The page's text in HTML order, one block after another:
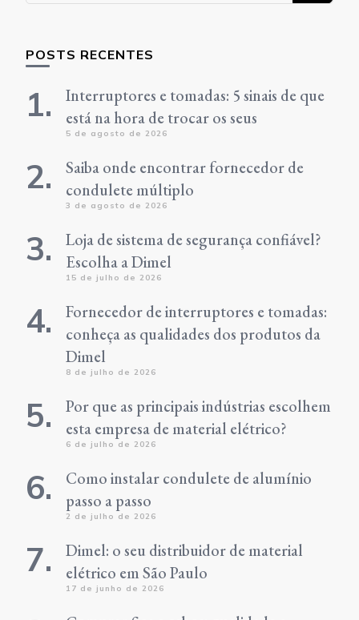
POSTS RECENTES
Interruptores e tomadas: 5 sinais de que
está na hora de trocar os seus
5 de agosto de 2026
Saiba onde encontrar fornecedor de
condulete múltiplo
3 de agosto de 2026
Loja de sistema de segurança confiável?
Escolha a Dimel
15 de julho de 2026
Fornecedor de interruptores e tomadas:
conheça as qualidades dos produtos da
Dimel
8 de julho de 2026
Por que as principais indústrias escolhem
esta empresa de material elétrico?
6 de julho de 2026
Como instalar condulete de alumínio
passo a passo
2 de julho de 2026
Dimel: o seu distribuidor de material
elétrico em São Paulo
17 de junho de 2026